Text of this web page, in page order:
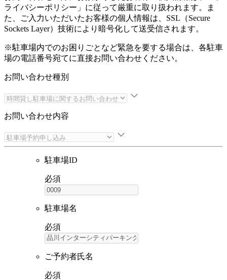
ライバシーポリシー 」に従って厳重に取り扱われます。ま
た、ご入力いただいたお客様の個人情報は、SSL（Secure
Sockets Layer）技術により暗号化して送受信されます。
※駐車場内でのお困りごとなど緊急を要する場合は、各駐車
場の電話番号宛てに直接お問い合わせください。
お問い合わせ種別
お問い合わせ内容
駐車場ID
必須
駐車場名
必須
ご予約者氏名
必須